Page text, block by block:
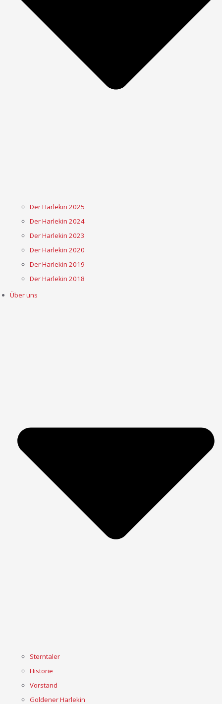
Der Harlekin 2025
Der Harlekin 2024
Der Harlekin 2023
Der Harlekin 2020
Der Harlekin 2019
Der Harlekin 2018
Über uns
Sterntaler
Historie
Vorstand
Goldener Harlekin